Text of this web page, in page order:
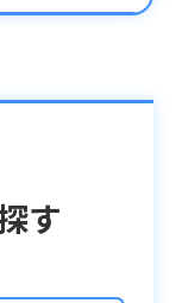
ンを1つ使
トがあり
す